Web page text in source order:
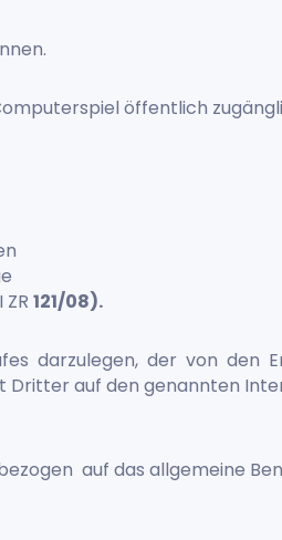
öffentlich
ZR 121/08).
darzulegen, der von den
auf den genannten
auf das allgemeine